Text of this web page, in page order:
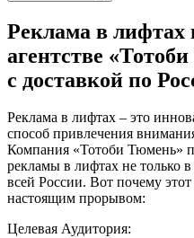
Реклама в лифтах
агентстве
с доставкой по
Реклама в лифтах – это
способ привлечения
Компания «Тотоби Тюмень»
рекламы в лифтах не только
всей России. Вот почему
настоящим прорывом:
Целевая Аудитория: